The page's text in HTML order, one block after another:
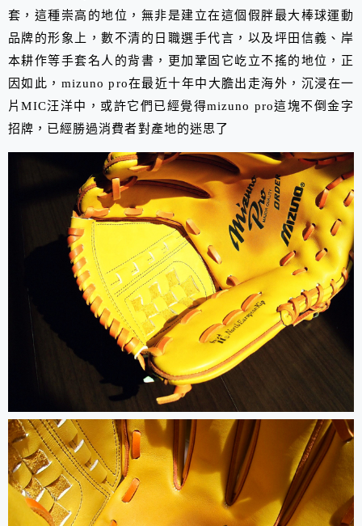
套，這種崇高的地位，無非是建立在這個假胖最大棒球運動
品牌的形象上，數不清的日職選手代言，以及坪田信義、岸
本耕作等手套名人的背書，更加鞏固它屹立不搖的地位，正
因如此，mizuno pro在最近十年中大膽出走海外，沉浸在一
片MIC汪洋中，或許它們已經覺得mizuno pro這塊不倒金字
招牌，已經勝過消費者對產地的迷思了